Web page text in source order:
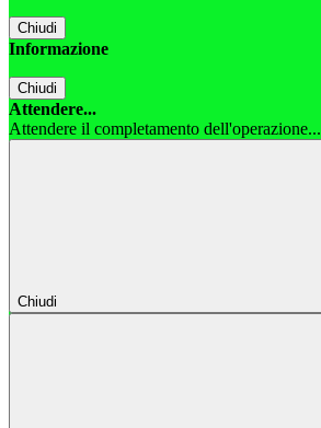
Chiudi
Informazione
Chiudi
Attendere...
Attendere il completamento dell'operazione...
Chiudi